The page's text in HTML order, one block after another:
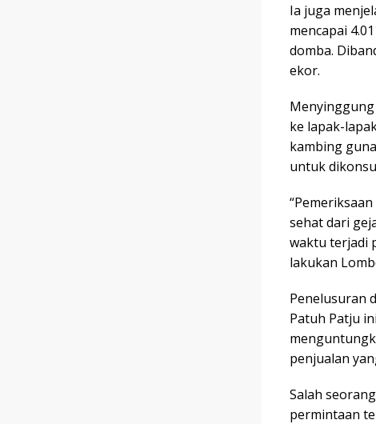
Ia juga
mencapai
domba.
ekor.
ke lapak-
kambing
untuk
sehat dari
waktu terjadi
lakukan
Penelusuran
Patuh Patju
penjualan
Salah
permintaan